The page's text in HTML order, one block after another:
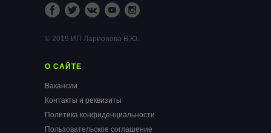
О САЙТЕ
Вакансии
Контакты и реквизиты
Политика конфиденциальности
Пользовательское соглашение
© 2019 ИП Ларионова В.Ю.